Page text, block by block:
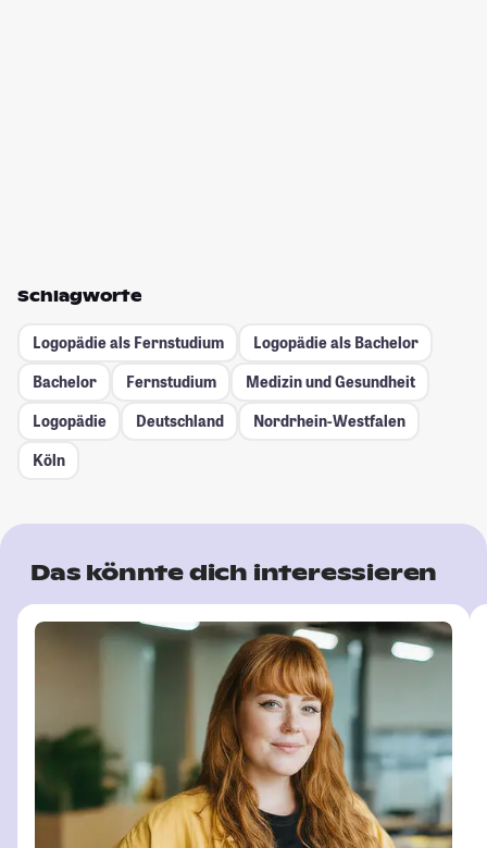
Schlagworte
Logopädie als Fernstudium
Logopädie als Bachelor
Bachelor
Fernstudium
Medizin und Gesundheit
Logopädie
Deutschland
Nordrhein-Westfalen
Köln
Das könnte dich interessieren